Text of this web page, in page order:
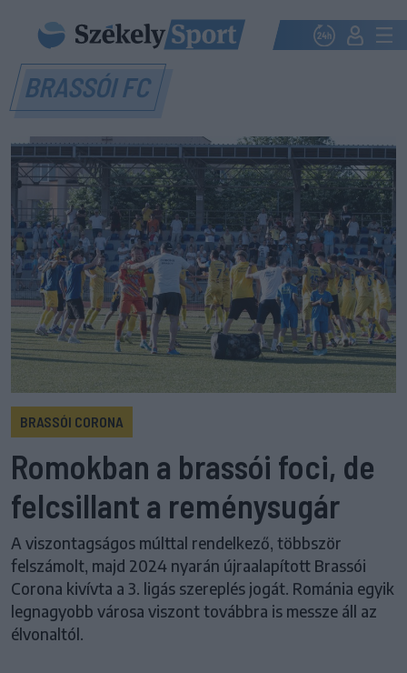
BRASSÓI FC
BRASSÓI CORONA
Romokban a brassói foci, de
felcsillant a reménysugár
A viszontagságos múlttal rendelkező, többször
felszámolt, majd 2024 nyarán újraalapított Brassói
Corona kivívta a 3. ligás szereplés jogát. Románia egyik
legnagyobb városa viszont továbbra is messze áll az
élvonaltól.